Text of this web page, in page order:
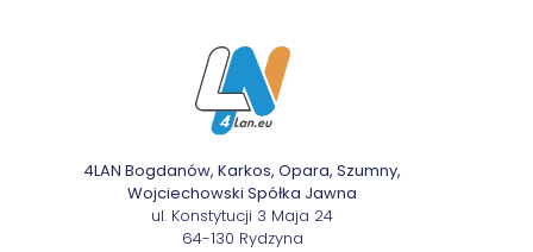
4LAN Bogdanów, Karkos, Opara, Szumny,
Wojciechowski Spółka Jawna
ul. Konstytucji 3 Maja 24
64-130 Rydzyna